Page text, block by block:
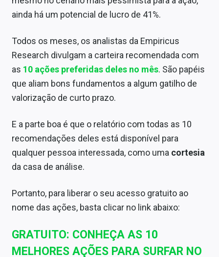
ainda há um potencial de lucro de 41%.
Todos os meses, os analistas da Empiricus
Research divulgam a carteira recomendada com
as 10 ações preferidas deles no mês. São papéis
que aliam bons fundamentos a algum gatilho de
valorização de curto prazo.
E a parte boa é que o relatório com todas as 10
recomendações deles está disponível para
qualquer pessoa interessada, como uma cortesia
da casa de análise.
Portanto, para liberar o seu acesso gratuito ao
nome das ações, basta clicar no link abaixo:
GRATUITO: CONHEÇA AS 10
MELHORES AÇÕES PARA SURFAR NO